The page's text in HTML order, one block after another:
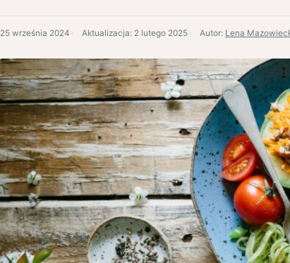
25 września 2024 Aktualizacja: 2 lutego 2025 Autor: Lena